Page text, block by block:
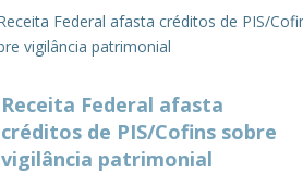
Receita Federal afasta
créditos de PIS/Cofins sobre
vigilância patrimonial